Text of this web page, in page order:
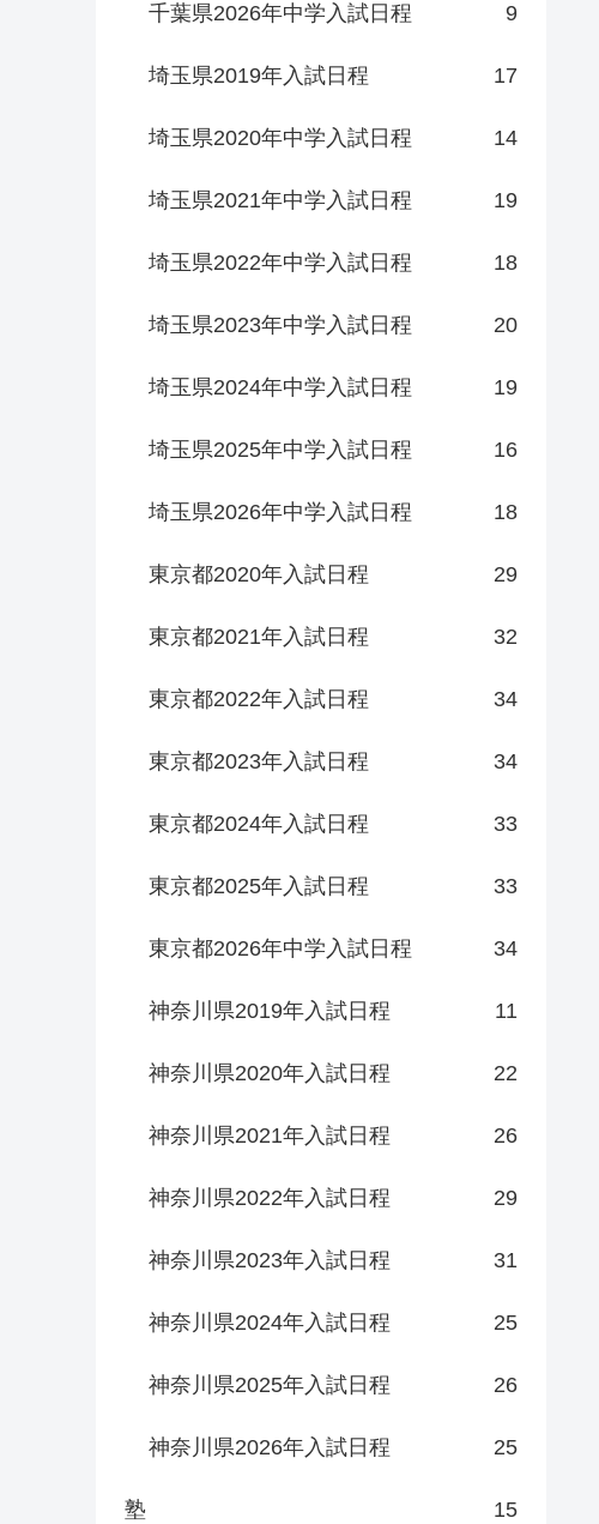
千葉県2026年中学入試日程 9
埼玉県2019年入試日程 17
埼玉県2020年中学入試日程 14
埼玉県2021年中学入試日程 19
埼玉県2022年中学入試日程 18
埼玉県2023年中学入試日程 20
埼玉県2024年中学入試日程 19
埼玉県2025年中学入試日程 16
埼玉県2026年中学入試日程 18
東京都2020年入試日程 29
東京都2021年入試日程 32
東京都2022年入試日程 34
東京都2023年入試日程 34
東京都2024年入試日程 33
東京都2025年入試日程 33
東京都2026年中学入試日程 34
神奈川県2019年入試日程 11
神奈川県2020年入試日程 22
神奈川県2021年入試日程 26
神奈川県2022年入試日程 29
神奈川県2023年入試日程 31
神奈川県2024年入試日程 25
神奈川県2025年入試日程 26
神奈川県2026年入試日程 25
塾 15